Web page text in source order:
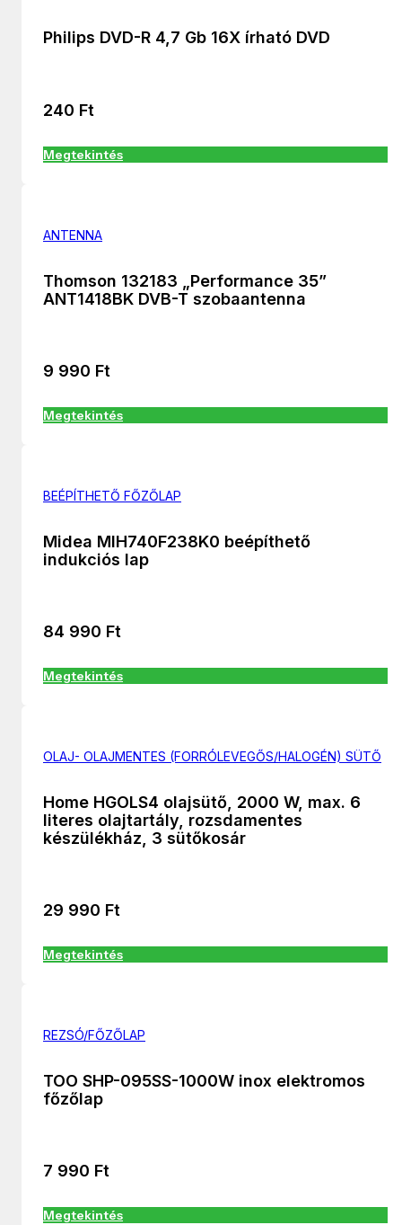
Philips DVD-R 4,7 Gb 16X írható DVD
240 Ft
Megtekintés
ANTENNA
Thomson 132183 „Performance 35”
ANT1418BK DVB-T szobaantenna
9 990 Ft
Megtekintés
BEÉPÍTHETŐ FŐZŐLAP
Midea MIH740F238K0 beépíthető
indukciós lap
84 990 Ft
Megtekintés
OLAJ- OLAJMENTES (FORRÓLEVEGŐS/HALOGÉN) SÜTŐ
Home HGOLS4 olajsütő, 2000 W, max. 6
literes olajtartály, rozsdamentes
készülékház, 3 sütőkosár
29 990 Ft
Megtekintés
REZSÓ/FŐZŐLAP
TOO SHP-095SS-1000W inox elektromos
főzőlap
7 990 Ft
Megtekintés